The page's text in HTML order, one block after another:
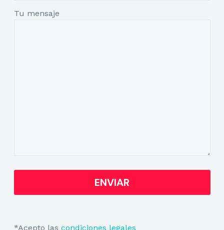
Tu mensaje
*Acepto las condiciones legales